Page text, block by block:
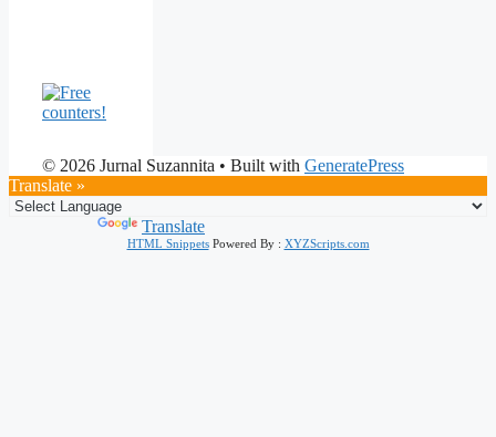
© 2026 Jurnal Suzannita • Built with GeneratePress
Translate »
Translate
HTML SnippetsPowered By : XYZScripts.com